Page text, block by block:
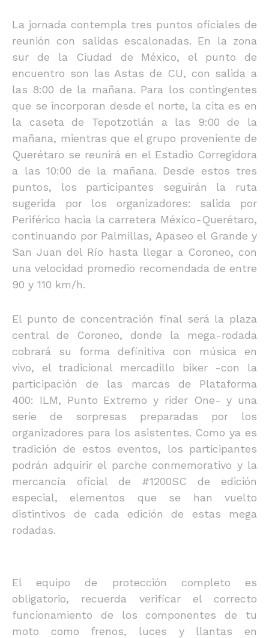
La jornada contempla tres puntos oficiales de
reunión con salidas escalonadas. En la zona
sur de la Ciudad de México, el punto de
encuentro son las Astas de CU, con salida a
las 8:00 de la mañana. Para los contingentes
que se incorporan desde el norte, la cita es en
la caseta de Tepotzotlán a las 9:00 de la
mañana, mientras que el grupo proveniente de
Querétaro se reunirá en el Estadio Corregidora
a las 10:00 de la mañana. Desde estos tres
puntos, los participantes seguirán la ruta
sugerida por los organizadores: salida por
Periférico hacia la carretera México-Querétaro,
continuando por Palmillas, Apaseo el Grande y
San Juan del Río hasta llegar a Coroneo, con
una velocidad promedio recomendada de entre
90 y 110 km/h.
El punto de concentración final será la plaza
central de Coroneo, donde la mega-rodada
cobrará su forma definitiva con música en
vivo, el tradicional mercadillo biker -con la
participación de las marcas de Plataforma
400: ILM, Punto Extremo y rider One- y una
serie de sorpresas preparadas por los
organizadores para los asistentes. Como ya es
tradición de estos eventos, los participantes
podrán adquirir el parche conmemorativo y la
mercancía oficial de #1200SC de edición
especial, elementos que se han vuelto
distintivos de cada edición de estas mega
rodadas.
El equipo de protección completo es
obligatorio, recuerda verificar el correcto
funcionamiento de los componentes de tu
moto como frenos, luces y llantas en